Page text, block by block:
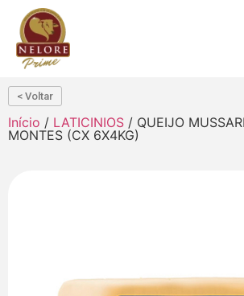
< Voltar
Início / LATICINIOS / QUEIJO
MONTES (CX 6X4KG)